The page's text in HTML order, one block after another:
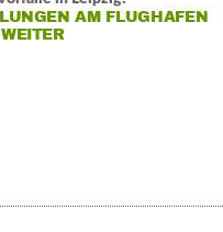
AM FLUGHAFEN